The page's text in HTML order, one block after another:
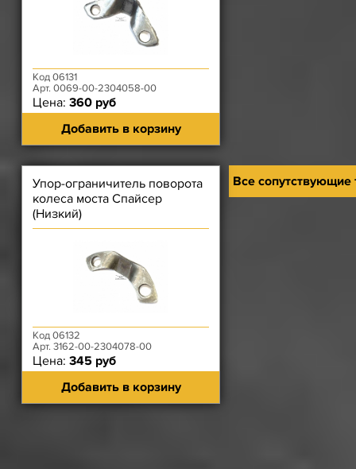
Код 06131
Арт. 0069-00-2304058-00
Цена: 360 руб
Добавить в корзину
Упор-ограничитель поворота
колеса моста Спайсер
(Низкий)
Код 06132
Арт. 3162-00-2304078-00
Цена: 345 руб
Добавить в корзину
Все сопутствующие